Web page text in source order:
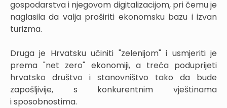
gospodarstva i njegovom digitalizacijom, pri čemu je
naglasila da valja proširiti ekonomsku bazu i izvan
turizma.
Druga je Hrvatsku učiniti "zelenijom" i usmjeriti je
prema "net zero" ekonomiji, a treća poduprijeti
hrvatsko društvo i stanovništvo tako da bude
zapošljivije, s konkurentnim vještinama
i sposobnostima.